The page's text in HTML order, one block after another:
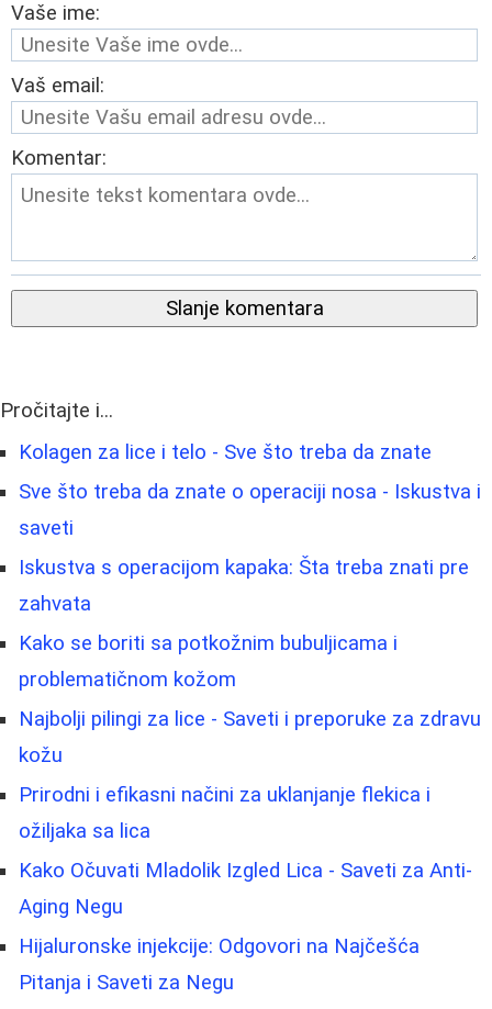
Vaše ime:
Vaš email:
Komentar:
Slanje komentara
Pročitajte i...
Kolagen za lice i telo - Sve što treba da znate
Sve što treba da znate o operaciji nosa - Iskustva i
saveti
Iskustva s operacijom kapaka: Šta treba znati pre
zahvata
Kako se boriti sa potkožnim bubuljicama i
problematičnom kožom
Najbolji pilingi za lice - Saveti i preporuke za zdravu
kožu
Prirodni i efikasni načini za uklanjanje flekica i
ožiljaka sa lica
Kako Očuvati Mladolik Izgled Lica - Saveti za Anti-
Aging Negu
Hijaluronske injekcije: Odgovori na Najčešća
Pitanja i Saveti za Negu